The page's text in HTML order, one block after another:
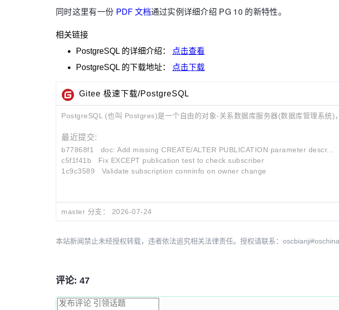
同时这里有一份 PDF 文档通过实例详细介绍 PG 10 的新特性。
相关链接
PostgreSQL 的详细介绍：
点击查看
PostgreSQL 的下载地址： 点击下载
Gitee 极速下载/PostgreSQL
PostgreSQL (也叫 Postgres)是一个自由的对象-关系数据库服务器(数据库管理系统)
最近提交:
b77868f1 doc: Add missing CREATE/ALTER PUBLICATION parameter descr...
c5f1f41b
Fix EXCEPT publication test to check subscriber
1c9c3589
Validate subscription conninfo on owner change
master 分支： 2026-07-24
本站新闻禁止未经授权转载，违者依法追究相关法律责任。授权请联系：
评论: 47